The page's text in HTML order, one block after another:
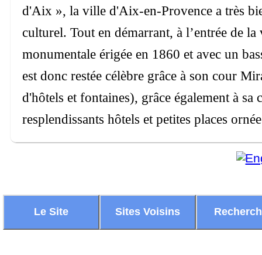
d'Aix », la ville d'Aix-en-Provence a très
culturel. Tout en démarrant, à l’entrée de
monumentale érigée en 1860 et avec un
est donc restée célèbre grâce à son cour
d'hôtels et fontaines), grâce également à sa
resplendissants hôtels et petites places
Le Site Sites Voisins